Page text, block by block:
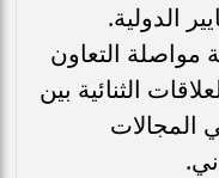
الدولية.
مواصلة التعاون
الثنائية بين
المجالات